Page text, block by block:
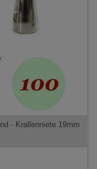
- Krallenniete 19mm